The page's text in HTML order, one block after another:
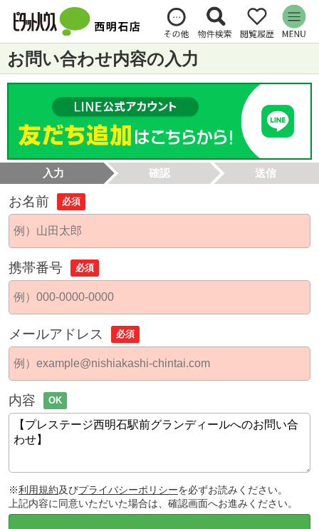
お問い合わせ内容の入力
入力 確認 送信
お名前 必須
携帯番号 必須
メールアドレス 必須
内容 OK
※利用規約及びプライバシーポリシーを必ずお読みください。
上記内容に同意いただいた場合は、確認画面へお進みください。